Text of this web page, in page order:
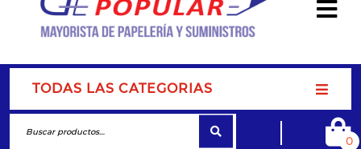
TODAS LAS CATEGORIAS
0